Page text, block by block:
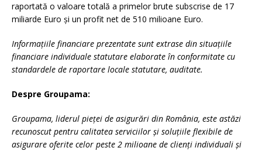
raportată o valoare totală a primelor brute subscrise de 17
miliarde Euro și un profit net de 510 milioane Euro.
Informațiile financiare prezentate sunt extrase din situațiile
financiare individuale statutare elaborate în conformitate cu
standardele de raportare locale statutare, auditate.
Despre Groupama:
Groupama, liderul pieţei de asigurări din România, este astăzi
recunoscut pentru calitatea serviciilor şi soluţiile flexibile de
asigurare oferite celor peste 2 milioane de clienţi individuali şi